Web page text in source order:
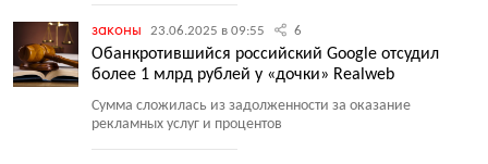
законы 23.06.2025 в 09:55 6
Обанкротившийся российский Google отсудил
более 1 млрд рублей у «дочки» Realweb
Сумма сложилась из задолженности за оказание
рекламных услуг и процентов